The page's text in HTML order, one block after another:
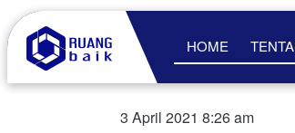
HOME
3 April 2021 8:26 am